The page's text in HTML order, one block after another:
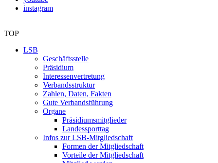
instagram
TOP
LSB
Geschäftsstelle
Präsidium
Interessenvertretung
Verbandsstruktur
Zahlen, Daten, Fakten
Gute Verbandsführung
Organe
Präsidiumsmitglieder
Landessporttag
Infos zur LSB-Mitgliedschaft
Formen der Mitgliedschaft
Vorteile der Mitgliedschaft